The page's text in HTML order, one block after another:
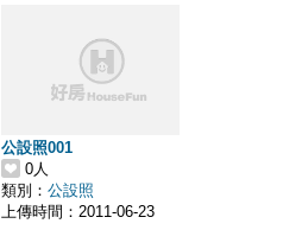
公設照001
0人
類別： 公設照
上傳時間：2011-06-23